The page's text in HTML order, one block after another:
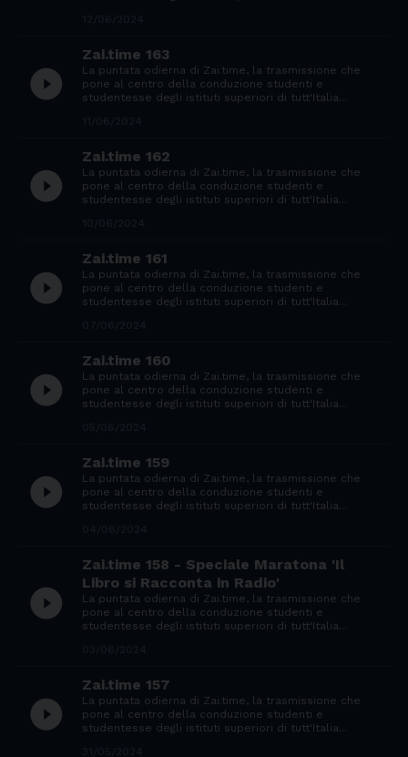
play_circle_filled
Zai.time 163
La puntata odierna di Zai.time, la trasmissione che
pone al centro della conduzione studenti e
studentesse degli istituti superiori di tutt'Italia...
play_circle_filled
Zai.time 162
La puntata odierna di Zai.time, la trasmissione che
pone al centro della conduzione studenti e
studentesse degli istituti superiori di tutt'Italia...
play_circle_filled
Zai.time 161
La puntata odierna di Zai.time, la trasmissione che
pone al centro della conduzione studenti e
studentesse degli istituti superiori di tutt'Italia...
play_circle_filled
Zai.time 160
La puntata odierna di Zai.time, la trasmissione che
pone al centro della conduzione studenti e
studentesse degli istituti superiori di tutt'Italia...
play_circle_filled
Zai.time 159
La puntata odierna di Zai.time, la trasmissione che
pone al centro della conduzione studenti e
studentesse degli istituti superiori di tutt'Italia...
play_circle_filled
Zai.time 158 - Speciale Maratona 'Il
Libro si Racconta in Radio'
La puntata odierna di Zai.time, la trasmissione che
pone al centro della conduzione studenti e
studentesse degli istituti superiori di tutt'Italia...
play_circle_filled
Zai.time 157
La puntata odierna di Zai.time, la trasmissione che
pone al centro della conduzione studenti e
studentesse degli istituti superiori di tutt'Italia...